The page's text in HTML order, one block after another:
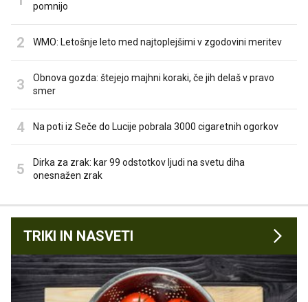
pomnijo
WMO: Letošnje leto med najtoplejšimi v zgodovini meritev
Obnova gozda: štejejo majhni koraki, če jih delaš v pravo
smer
Na poti iz Seče do Lucije pobrala 3000 cigaretnih ogorkov
Dirka za zrak: kar 99 odstotkov ljudi na svetu diha
onesnažen zrak
TRIKI IN NASVETI